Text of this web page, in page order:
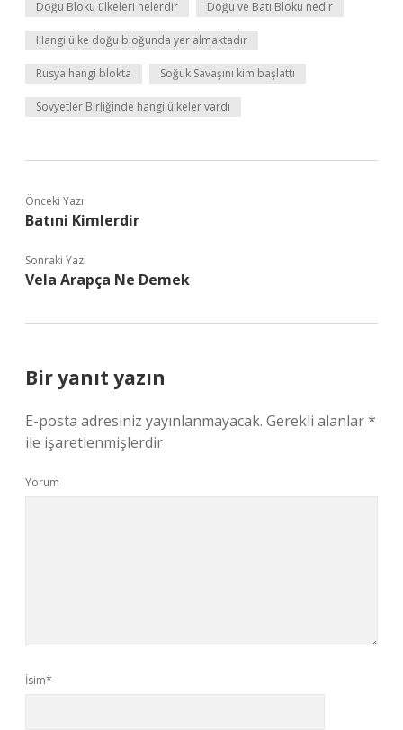
Doğu Bloku ülkeleri nelerdir Doğu ve Batı Bloku nedir
Hangi ülke doğu bloğunda yer almaktadır
Rusya hangi blokta Soğuk Savaşını kim başlattı
Sovyetler Birliğinde hangi ülkeler vardı
Önceki Yazı
Batıni Kimlerdir
Sonraki Yazı
Vela Arapça Ne Demek
Bir yanıt yazın
E-posta adresiniz yayınlanmayacak. Gerekli alanlar*
ile işaretlenmişlerdir
Yorum
İsim*